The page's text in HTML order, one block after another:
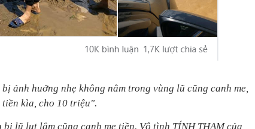
ảnh huởng nhẹ không nằm trong vùng lũ cũng canh me,
kìa, cho 10 triệu".
bị lũ lụt lắm cũng canh me tiền. Vô tình TÍNH THAM của